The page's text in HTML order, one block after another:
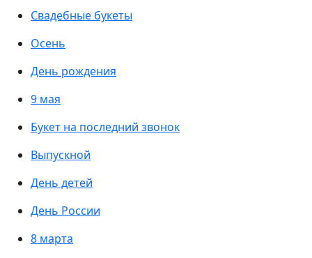
Свадебные букеты
Осень
День рождения
9 мая
Букет на последний звонок
Выпускной
День детей
День России
8 марта